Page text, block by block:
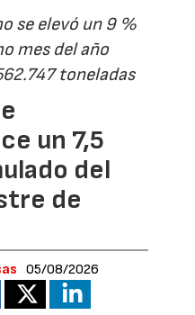
se elevó un 9 %
mes del año
toneladas
un 7,5
del
de
05/08/2026